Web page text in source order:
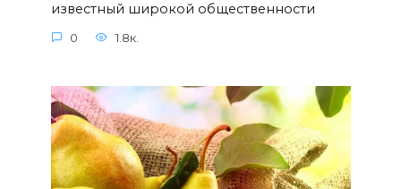
известный широкой общественности
0 1.8к.